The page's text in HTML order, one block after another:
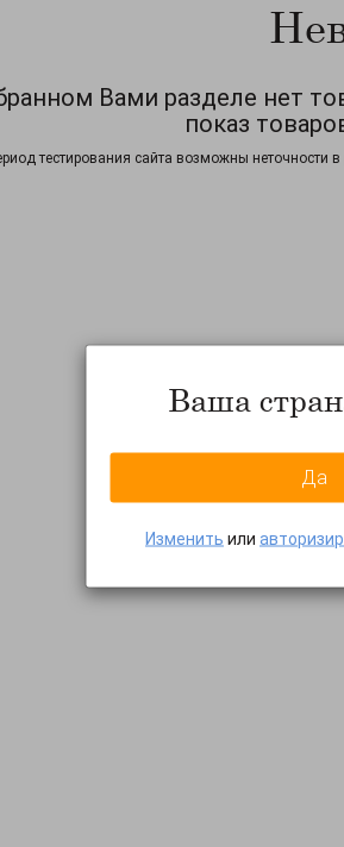
Вами разделе нет
показ
тестирования сайта возможны неточности
Ваша
Да
Изменить или